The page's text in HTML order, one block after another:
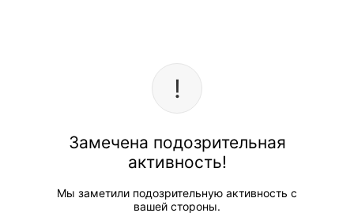
Замечена подозрительная
активность!
Мы заметили подозрительную активность с
вашей стороны.